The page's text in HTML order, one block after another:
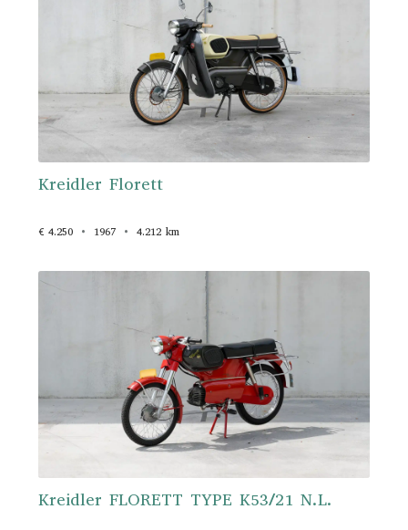
Kreidler Florett
€ 4.250 1967 4.212 km
Kreidler FLORETT TYPE K53/21 N.L.